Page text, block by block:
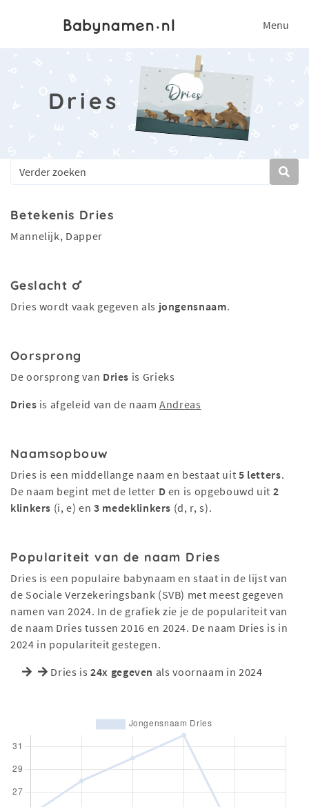
Menu
Dries
Betekenis Dries
Mannelijk, Dapper
Geslacht
Dries wordt vaak gegeven als jongensnaam.
Oorsprong
De oorsprong van Dries is Grieks
Dries is afgeleid van de naamAndreas
Naamsopbouw
Dries is een middellange naam en bestaat uit 5 letters.
De naam begint met de letter D en is opgebouwd uit 2
klinkers (i, e) en3 medeklinkers (d, r, s).
Populariteit van de naam Dries
Dries is een populaire babynaam en staat in de lijst van
de Sociale Verzekeringsbank (SVB) met meest gegeven
namen van 2024. In de grafiek zie je de populariteit van
de naam Dries tussen 2016 en 2024. De naam Dries is in
2024 in populariteit gestegen.
Dries is24x gegeven als voornaam in 2024